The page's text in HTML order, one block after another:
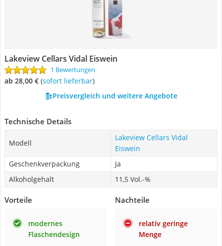
Lakeview Cellars Vidal Eiswein
1 Bewertungen
ab 28,00 € ( Sofort lieferbar)
Preisvergleich und weitere Angebote
Technische Details
Modell
Lakeview Cellars Vidal
Eiswein
Geschenkverpackung
Ja
Alkoholgehalt
11,5 Vol.-%
Vorteile
modernes
Flaschendesign
Nachteile
relativ geringe
Menge